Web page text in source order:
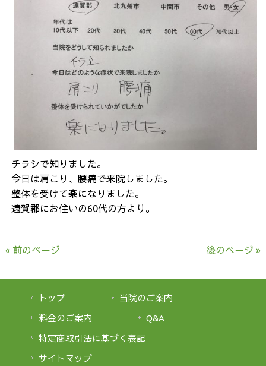
チラシで知りました。
今日は肩こり、腰痛で来院しました。
整体を受けて楽になりました。
遠賀郡にお住いの60代の方より。
« 前のページ 後のページ »
トップ
当院のご案内
料金のご案内
Q&A
特定商取引法に基づく表記
サイトマップ